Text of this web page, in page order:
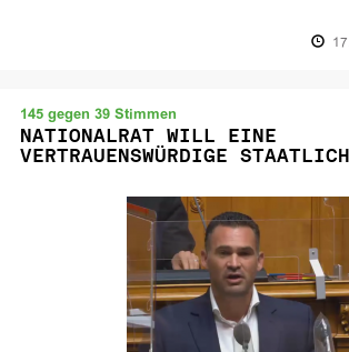
145 gegen 39 Stimmen
NATIONALRAT WILL EINE
VERTRAUENSWÜRDIGE